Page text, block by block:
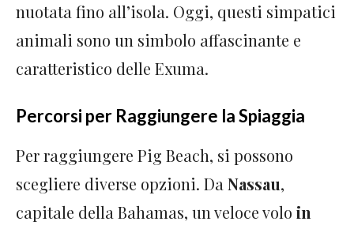
nuotata fino all’isola. Oggi, questi simpatici
animali sono un simbolo affascinante e
caratteristico delle Exuma.
Percorsi per Raggiungere la Spiaggia
Per raggiungere Pig Beach, si possono
scegliere diverse opzioni. Da Nassau,
capitale della Bahamas, un veloce volo in